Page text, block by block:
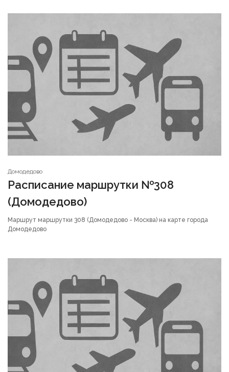
Домодедово
Расписание маршрутки №308
(Домодедово)
Маршрут маршрутки 308 (Домодедово - Москва) на карте города
Домодедово